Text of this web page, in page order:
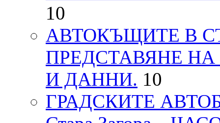
10
АВТОКЪЩИТЕ В
ПРЕДСТАВЯНЕ
И ДАННИ. 10
ГРАДСКИТЕ